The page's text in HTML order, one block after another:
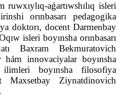
aǵartıwshılıq isleri
orınbasarı pedagogika
doktorı, docent Darmenbay
isleri boyınsha orınbasarı
Baxram Bekmuratovich
innovaciyalar boyınsha
ilimleri boyınsha filosofiya
Maxsetbay Ziynatdinovich